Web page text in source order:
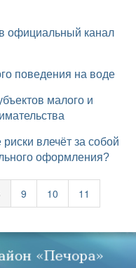
поведения на воде
оформления?
9 10
11